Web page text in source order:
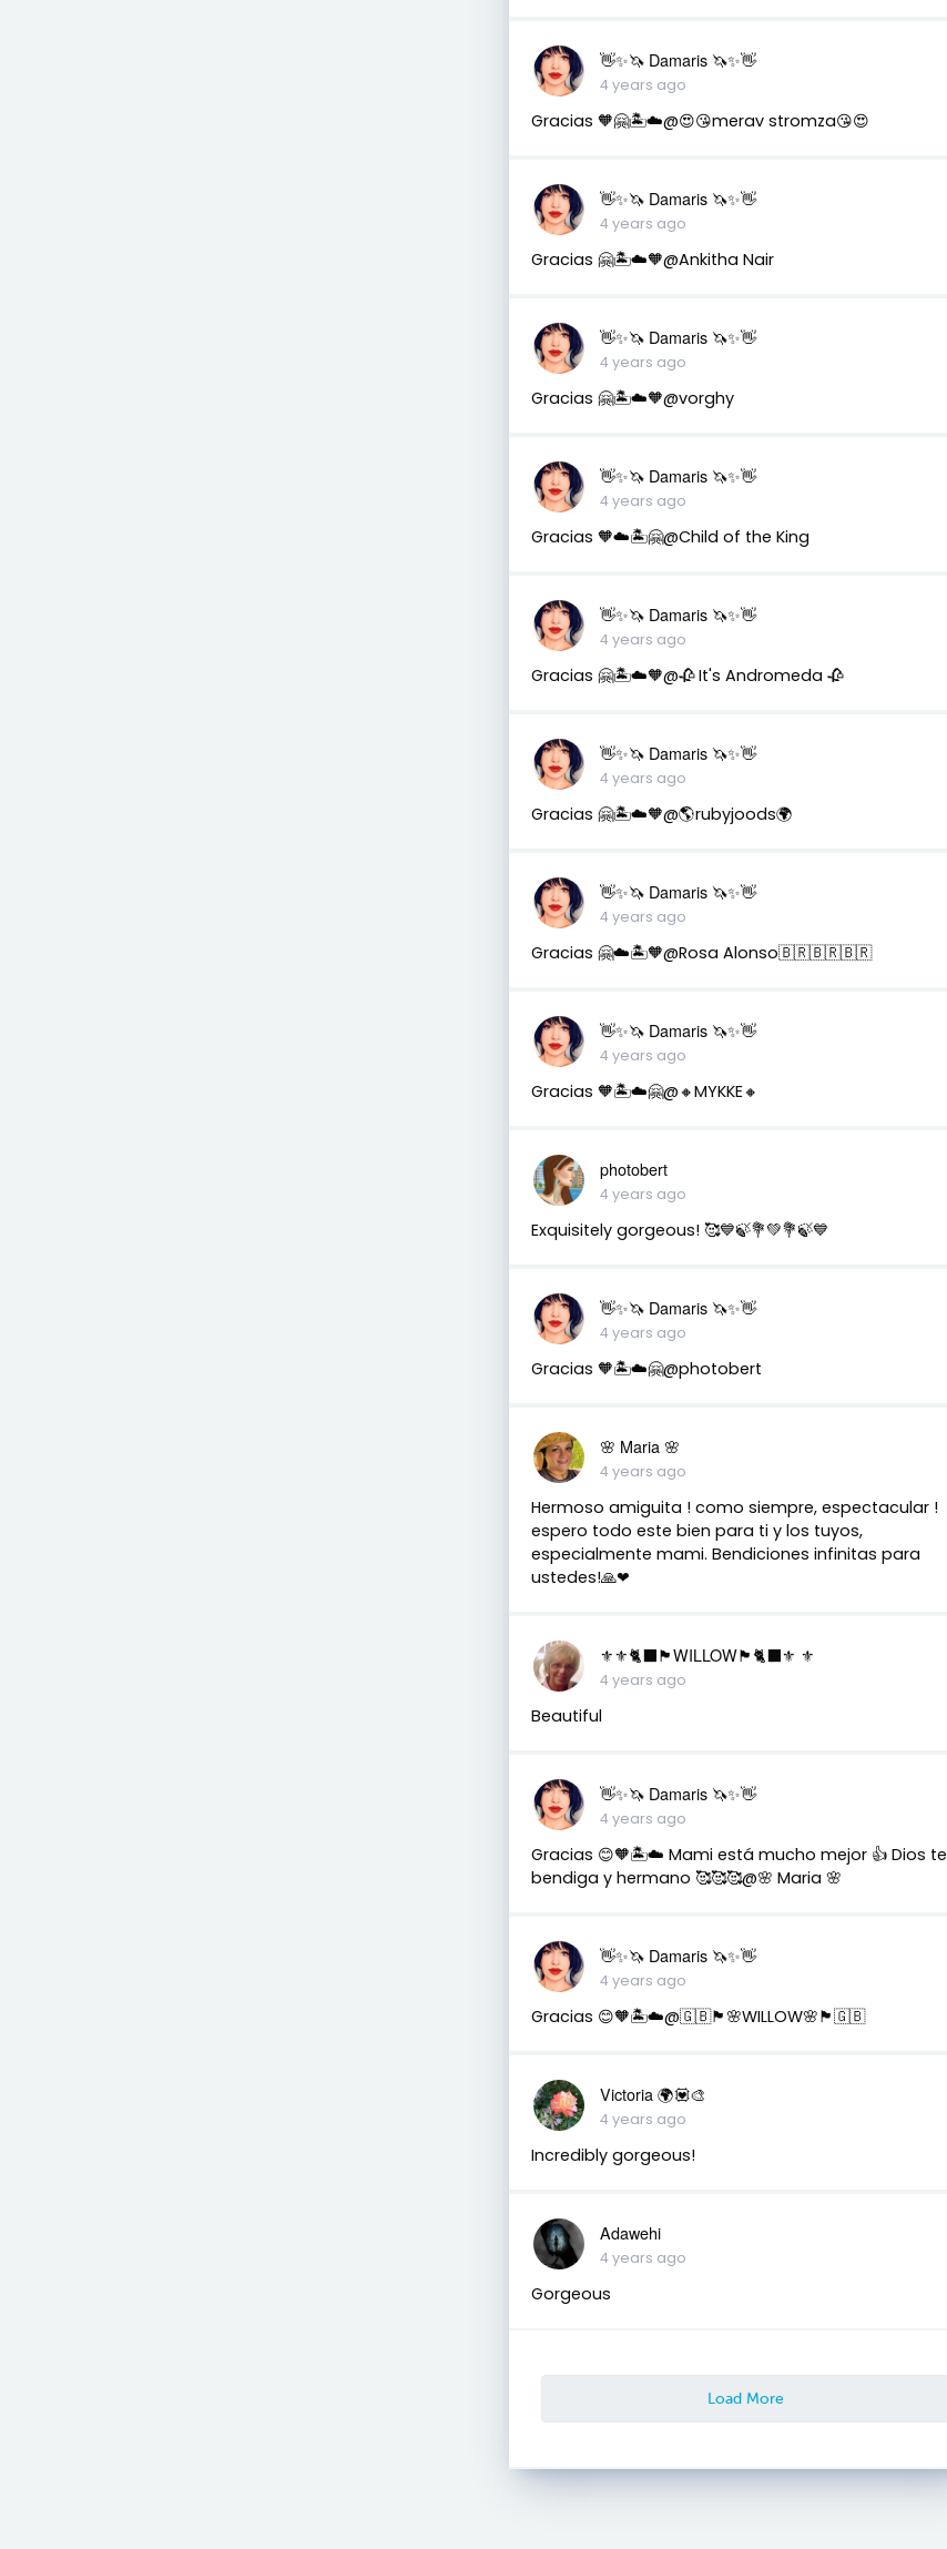
👋✨🦄 Damaris 🦄✨👋
4 years ago
Gracias 🧡🤗🏝️☁️@😍😘merav stromza😘😍
👋✨🦄 Damaris 🦄✨👋
4 years ago
Gracias 🤗🏝️☁️🧡@Ankitha Nair
👋✨🦄 Damaris 🦄✨👋
4 years ago
Gracias 🤗🏝️☁️🧡@vorghy
👋✨🦄 Damaris 🦄✨👋
4 years ago
Gracias 🧡☁️🏝️🤗@Child of the King
👋✨🦄 Damaris 🦄✨👋
4 years ago
Gracias 🤗🏝️☁️🧡@🥀 It's Andromeda 🥀
👋✨🦄 Damaris 🦄✨👋
4 years ago
Gracias 🤗🏝️☁️🧡@🌎rubyjoods🌍
👋✨🦄 Damaris 🦄✨👋
4 years ago
Gracias 🤗☁️🏝️🧡@Rosa Alonso🇧🇷🇧🇷🇧🇷
👋✨🦄 Damaris 🦄✨👋
4 years ago
Gracias 🧡🏝️☁️🤗@🔸️MYKKE🔸️
photobert
4 years ago
Exquisitely gorgeous! 🥰💙🍃💐💚💐🍃💙
👋✨🦄 Damaris 🦄✨👋
4 years ago
Gracias 🧡🏝️☁️🤗@photobert
🌸 Maria 🌸
4 years ago
Hermoso amiguita ! como siempre, espectacular !
espero todo este bien para ti y los tuyos,
especialmente mami. Bendiciones infinitas para
ustedes!🙏❤
⚜️⚜️🐈‍⬛🏴󠁧󠁢󠁳󠁣󠁴󠁿WILLOW🏴󠁧󠁢󠁳󠁣󠁴󠁿🐈‍⬛⚜️ ⚜️
4 years ago
Beautiful
👋✨🦄 Damaris 🦄✨👋
4 years ago
Gracias 😊🧡🏝️☁️ Mami está mucho mejor 👍 Dios te
bendiga y hermano 🥰🥰🥰@🌸 Maria 🌸
👋✨🦄 Damaris 🦄✨👋
4 years ago
Gracias 😊🧡🏝️☁️@🇬🇧🏴󠁧󠁢󠁳󠁣󠁴󠁿🌸WILLOW🌸🏴󠁧󠁢󠁳󠁣󠁴󠁿🇬🇧
Victoria 🌍💟🎨
4 years ago
Incredibly gorgeous!
Adawehi
4 years ago
Gorgeous
Load More